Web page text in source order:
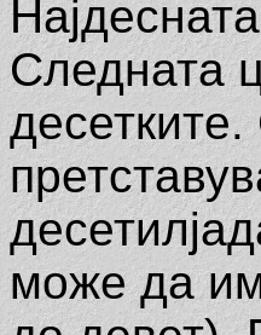
Следната
може да